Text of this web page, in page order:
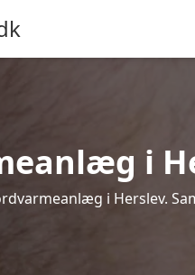
i
i Herslev.